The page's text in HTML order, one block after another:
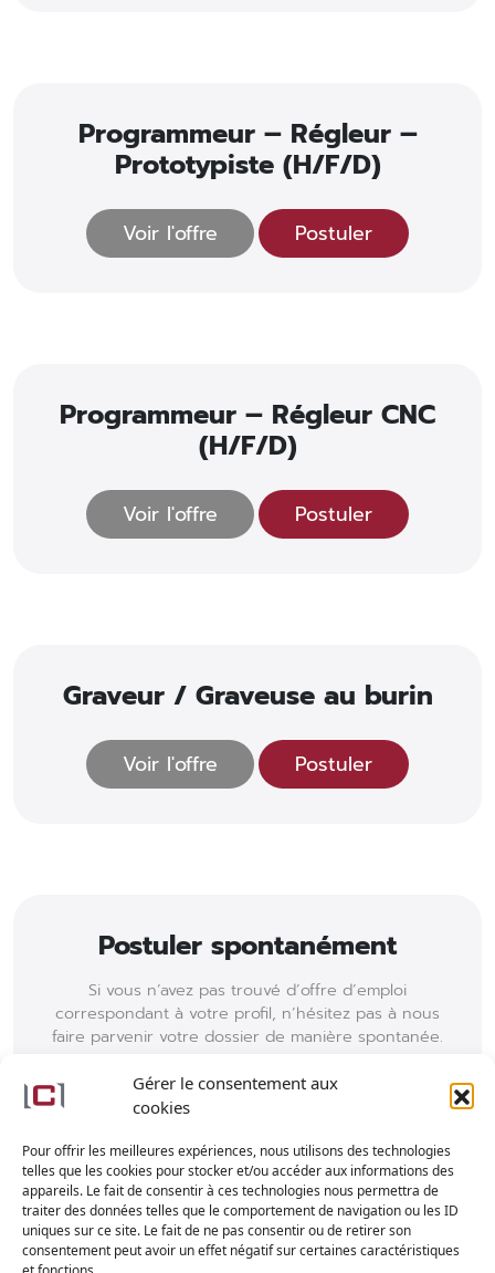
Gérer le consentement aux
cookies
Pour offrir les meilleures expériences, nous utilisons des technologies
telles que les cookies pour stocker et/ou accéder aux informations des
appareils. Le fait de consentir à ces technologies nous permettra de
traiter des données telles que le comportement de navigation ou les ID
uniques sur ce site. Le fait de ne pas consentir ou de retirer son
consentement peut avoir un effet négatif sur certaines caractéristiques
Programmeur – Régleur –
Prototypiste (H/F/D)
Voir l'offre Postuler
Programmeur – Régleur CNC
(H/F/D)
Voir l'offre Postuler
Graveur / Graveuse au burin
Voir l'offre Postuler
Postuler spontanément
Si vous n’avez pas trouvé d’offre d’emploi
correspondant à votre profil, n’hésitez pas à nous
faire parvenir votre dossier de manière spontanée.
reprendrons contact avec vous en cas
Envoyer mon dossier complet